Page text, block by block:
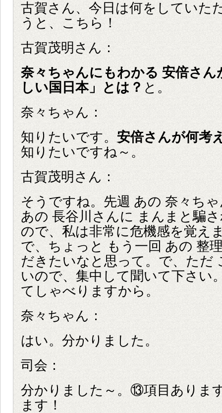
古賀さん、今日は何をしていた
うと、こちら！
古賀茂明さん：
奈々ちゃんにもわかる 安倍さん
しい国日本」とは？ と。
奈々ちゃん：
知りたいです。 安倍さんが何考
知りたいですね～。
古賀茂明さん：
そうですね。先週 あの 奈々ち
あの 長谷川さんに まんまと騙
ので、私は非常に危機感を覚え
で、ちょっと もう一回 あの 整
だきたいなと思って。で、ただ
いので、集中して聞いて下さい
てしゃべりますから。
奈々ちゃん：
はい。分かりました。
司会：
分かりました～。⑬項目ありま
ます！